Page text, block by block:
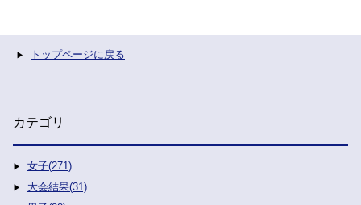
トップページに戻る
カテゴリ
女子(271)
大会結果(31)